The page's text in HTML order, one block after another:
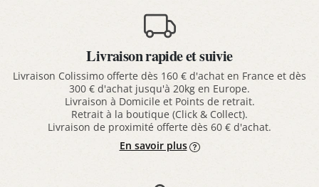
Livraison rapide et suivie
Livraison Colissimo offerte dès 160 € d'achat en France et dès
300 € d'achat jusqu'à 20kg en Europe.
Livraison à Domicile et Points de retrait.
Retrait à la boutique (Click & Collect).
Livraison de proximité offerte dès 60 € d'achat.
En savoir plus